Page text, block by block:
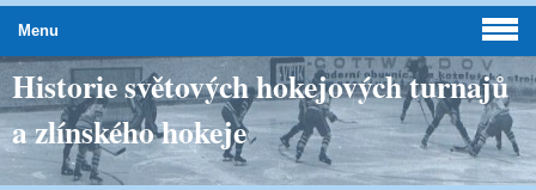
Historie světových hokejových turnajů
a zlínského hokeje
Menu